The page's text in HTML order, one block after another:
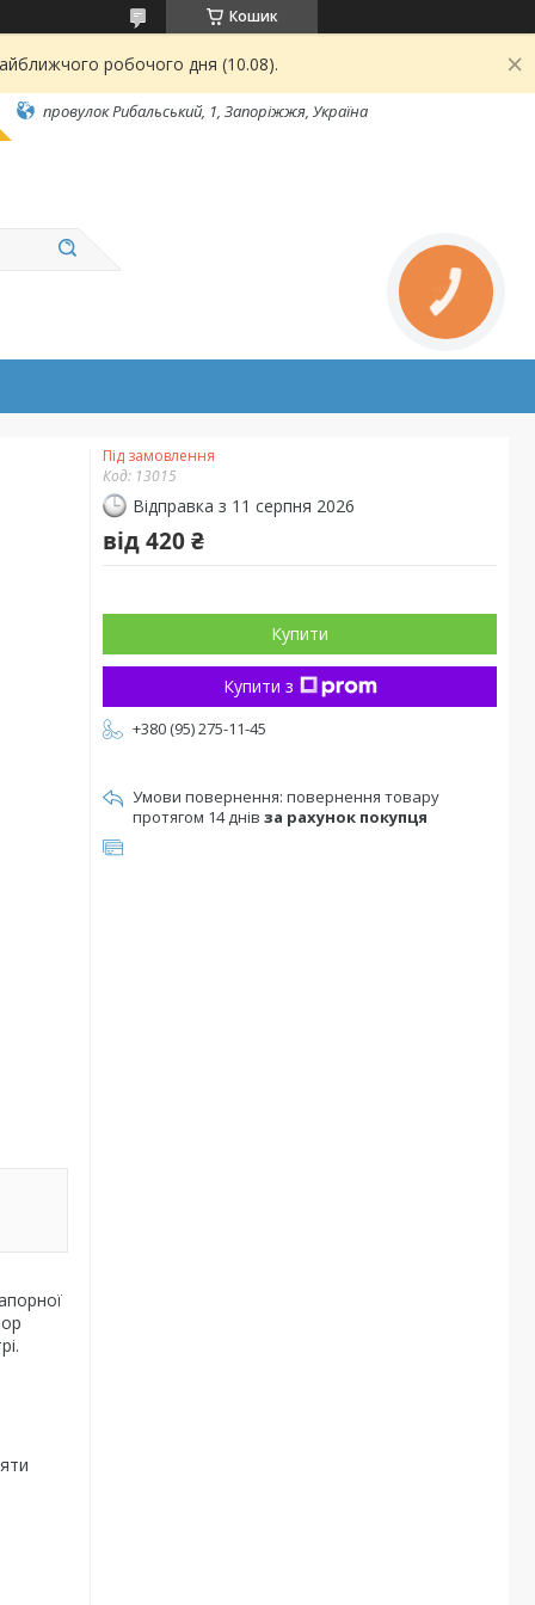
Кошик
робочого дня (10.08).
провулок Рибальський, 1, Запоріжжя, Україна
Під замовлення
Код: 13015
Відправка з 11 серпня 2026
від420 ₴
Купити
Купити з
+380 (95) 275-11-45
повернення товару
протягом 14 днів за рахунок покупця